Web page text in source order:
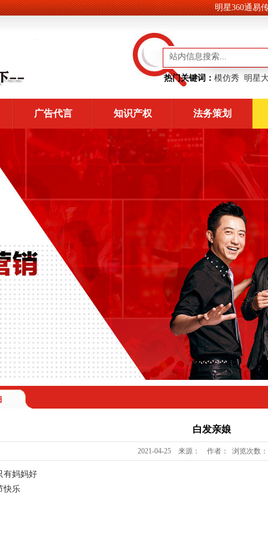
明星360通易传媒
热门关键词： 模仿秀 明星
广告代言 知识产权 法务策划
白发亲娘
2021-04-25 来源： 作者： 浏览次数：
有妈妈好
快乐